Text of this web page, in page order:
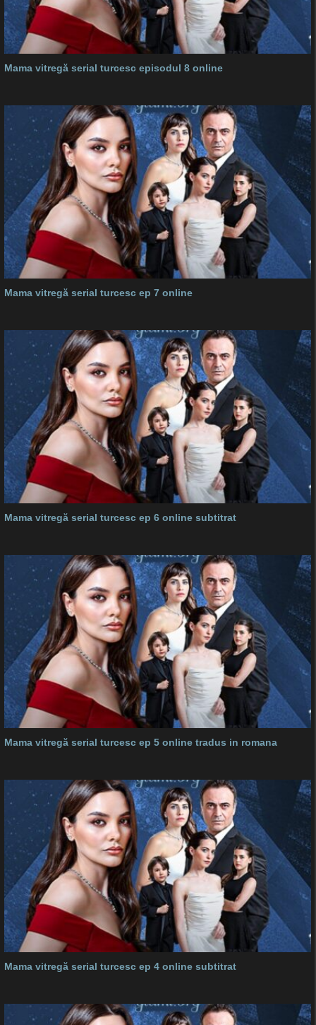
Mama vitregă serial turcesc episodul 8 online
Mama vitregă serial turcesc ep 7 online
Mama vitregă serial turcesc ep 6 online subtitrat
Mama vitregă serial turcesc ep 5 online tradus in romana
Mama vitregă serial turcesc ep 4 online subtitrat